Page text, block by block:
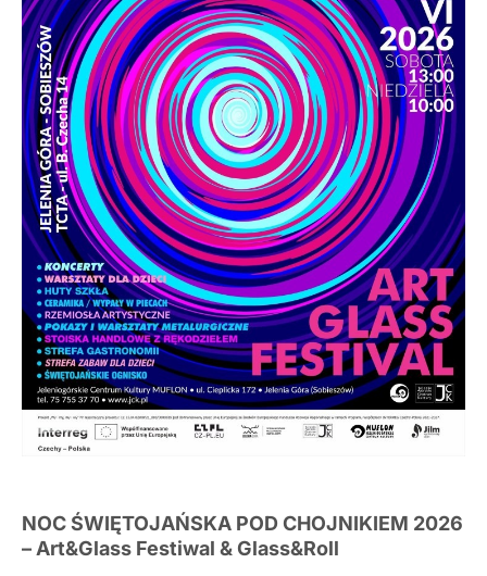
NOC ŚWIĘTOJAŃSKA POD CHOJNIKIEM 2026
– Art&Glass Festiwal & Glass&Roll